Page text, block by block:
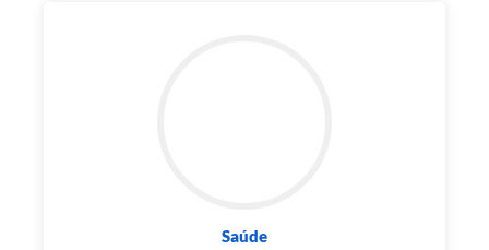
Saúde